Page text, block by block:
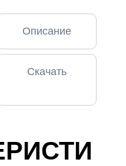
Описание
Скачать